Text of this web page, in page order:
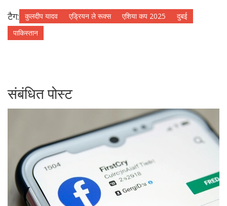
टैग: कुलदीप यादव एड्रियन ले रूक्स एशिया कप 2025
दुबई
पाकिस्तान
संबंधित पोस्ट